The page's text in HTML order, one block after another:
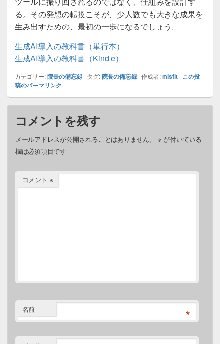
る。その発想の転換こそが、少人数でも大きな成果を
生み出すための、最初の一歩になるでしょう。
生成AI導入の教科書（単行本）
生成AI導入の教科書（Kindle）
カテゴリー:院長の備忘録 タグ:院長の備忘録 作成者:misfit この投
稿のパーマリンク
コメントを残す
メールアドレスが公開されることはありません。 ※ が付いている
欄は必須項目です
コメント ※
名前 *